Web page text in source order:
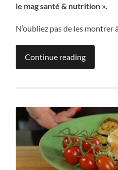
le mag santé & nutrition ».
N’oubliez pas de les montrer
Continue reading